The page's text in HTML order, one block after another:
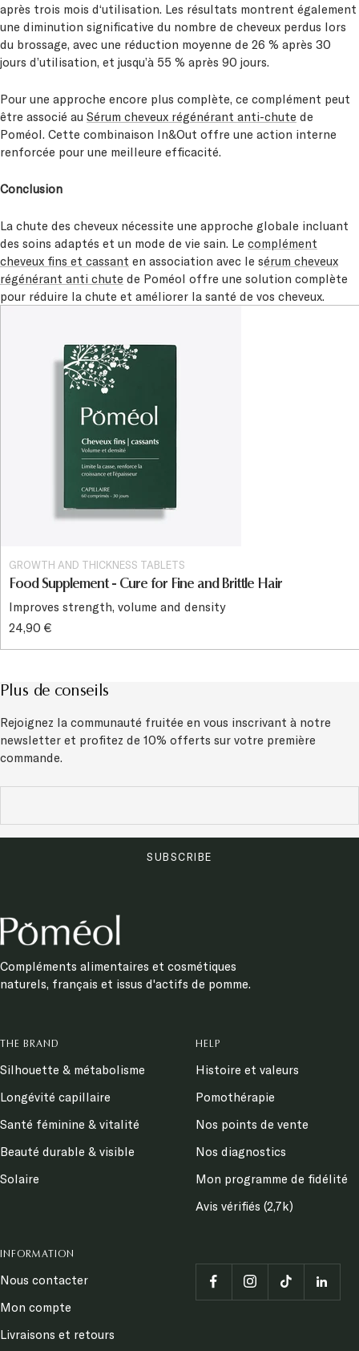
après trois mois d‘utilisation. Les résultats montrent également
une diminution significative du nombre de cheveux perdus lors
du brossage, avec une réduction moyenne de 26 % après 30
jours d’utilisation, et jusqu’à 55 % après 90 jours.
Pour une approche encore plus complète, ce complément peut
être associé au Sérum cheveux régénérant anti-chute de
Poméol. Cette combinaison In&Out offre une action interne
renforcée pour une meilleure efficacité.
Conclusion
La chute des cheveux nécessite une approche globale incluant
des soins adaptés et un mode de vie sain. Le complément
cheveux fins et cassant en association avec le sérum cheveux
régénérant anti chute de Poméol offre une solution complète
pour réduire la chute et améliorer la santé de vos cheveux.
GROWTH AND THICKNESS TABLETS
Food Supplement - Cure for Fine and Brittle Hair
Improves strength, volume and density
24,90 €
Plus de conseils
Rejoignez la communauté fruitée en vous inscrivant à notre
newsletter et profitez de 10% offerts sur votre première
commande.
SUBSCRIBE
Compléments alimentaires et cosmétiques
naturels, français et issus d'actifs de pomme.
THE BRAND
Silhouette & métabolisme
Longévité capillaire
Santé féminine & vitalité
Beauté durable & visible
Solaire
HELP
Histoire et valeurs
Pomothérapie
Nos points de vente
Nos diagnostics
Mon programme de fidélité
Avis vérifiés (2,7k)
INFORMATION
Nous contacter
Mon compte
Livraisons et retours